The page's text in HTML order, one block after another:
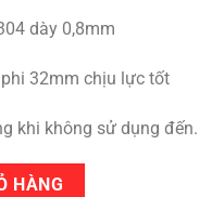
dày 0,8mm
32mm chịu lực tốt
khi không sử dụng đến.
HÀNG